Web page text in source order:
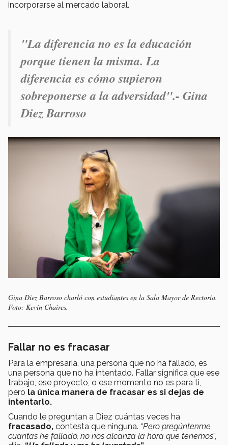
incorporarse al mercado laboral.
"La diferencia no es la educación
porque tienen la misma. La
diferencia es cómo supieron
sobreponerse a la adversidad".- Gina
Diez Barroso
Gina Diez Barroso charló con estudiantes en la Sala Mayor de Rectoría.
Foto: Kevin Chaires.
Fallar no es fracasar
Para la empresaria, una persona que no ha fallado, es
una persona que no ha intentado. Fallar significa que ese
trabajo, ese proyecto, o ese momento no es para ti,
pero la única manera de fracasar es si dejas de
intentarlo.
Cuando le preguntan a Diez cuántas veces ha
fracasado, contesta que ninguna. “Pero pregúntenme
cuantas he fallado, no nos alcanza la hora que tenemos”,